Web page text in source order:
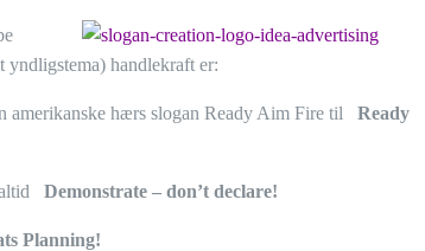
handlekraft er:
amerikanske hærs slogan Ready Aim Fire til Ready
Demonstrate – don’t declare!
Planning!